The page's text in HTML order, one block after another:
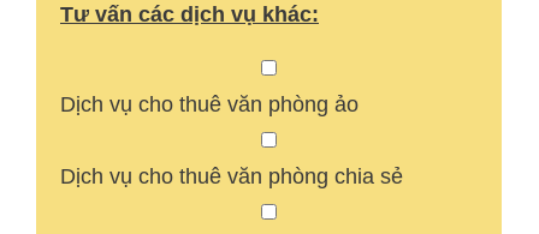
Tư vấn các dịch vụ khác:
Dịch vụ cho thuê văn phòng ảo
Dịch vụ cho thuê văn phòng chia sẻ